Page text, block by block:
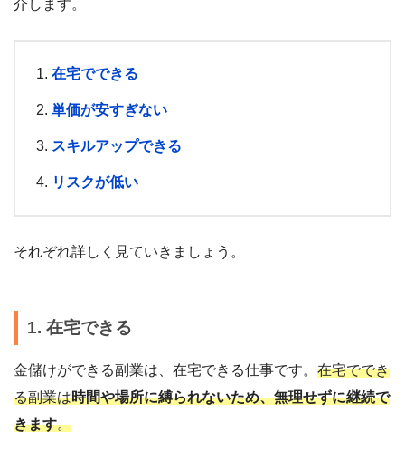
介します。
在宅でできる
単価が安すぎない
スキルアップできる
リスクが低い
それぞれ詳しく見ていきましょう。
1. 在宅できる
金儲けができる副業は、在宅できる仕事です。 在宅ででき
る副業は時間や場所に縛られないため、無理せずに継続で
きます。